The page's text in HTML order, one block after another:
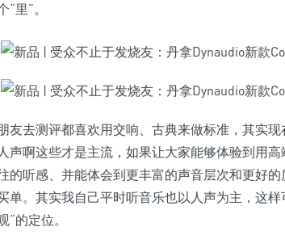
“里”。
友去测评都喜欢用交响、古典来做标准，其实
声啊这些才是主流，如果让大家能够体验到用
的听感、并能体会到更丰富的声音层次和更好
单。其实我自己平时听音乐也以人声为主，这
”的定位。